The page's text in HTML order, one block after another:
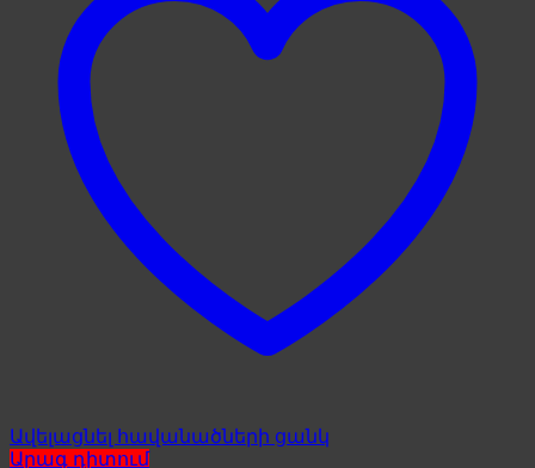
Ավելացնել հավանածների ցանկ
Արագ դիտում